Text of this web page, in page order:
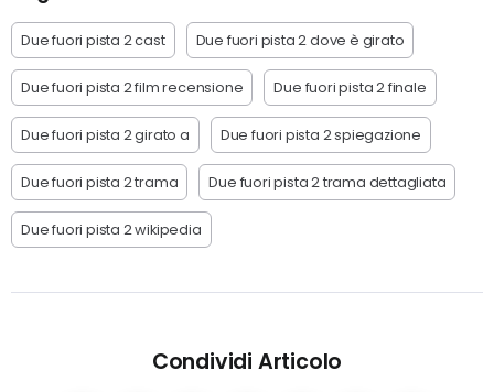
Due fuori pista 2 cast Due fuori pista 2 dove è girato
Due fuori pista 2 film recensione Due fuori pista 2 finale
Due fuori pista 2 girato a Due fuori pista 2 spiegazione
Due fuori pista 2 trama Due fuori pista 2 trama dettagliata
Due fuori pista 2 wikipedia
Condividi Articolo